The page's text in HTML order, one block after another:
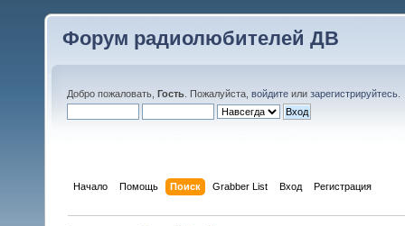
Форум радиолюбителей ДВ
Добро пожаловать, Гость . Пожалуйста, войдите или зарегистрируйтесь
Начало Помощь Поиск Grabber List Вход Регистрация